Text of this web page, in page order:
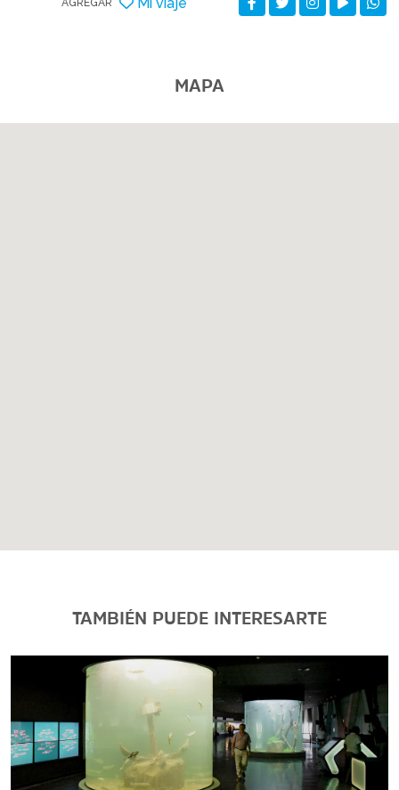
AGREGAR
MAPA
TAMBIÉN PUEDE INTERESARTE